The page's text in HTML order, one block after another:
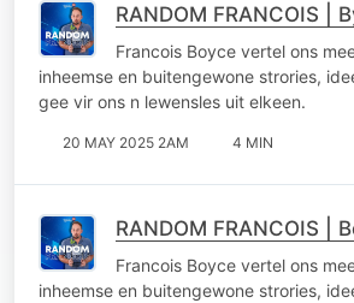
RANDOM FRANCOIS |
Francois Boyce vertel ons
inheemse en buitengewone strories,
gee vir ons n lewensles uit elkeen.
20 MAY 2025 2AM 4 MIN
RANDOM FRANCOIS |
Francois Boyce vertel ons
inheemse en buitengewone strories,